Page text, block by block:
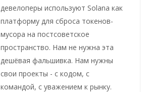
девелоперы используют Solana как
платформу для сброса токенов-
мусора на постсоветское
пространство. Нам не нужна эта
дешёвая фальшивка. Нам нужны
свои проекты - с кодом, с
командой, с уважением к рынку.